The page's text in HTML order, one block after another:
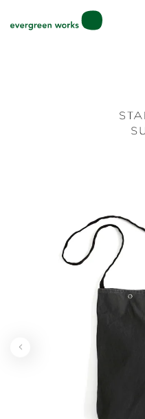
2027年ご入学用ラ